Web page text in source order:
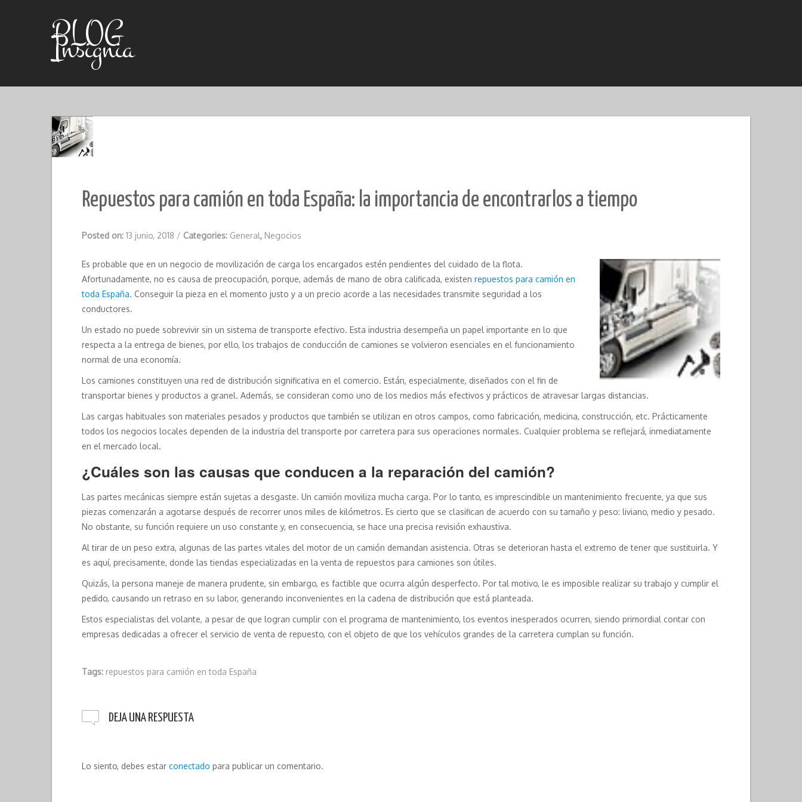
BLOG
Insignia
Repuestos para camión en toda España: la importancia de encontrarlos a tiempo
Posted on: 13 junio, 2018 / Categories: General, Negocios
Es probable que en un negocio de movilización de carga los encargados estén pendientes del cuidado de la flota.
Afortunadamente, no es causa de preocupación, porque, además de mano de obra calificada, existen repuestos para camión en
toda España. Conseguir la pieza en el momento justo y a un precio acorde a las necesidades transmite seguridad a los
conductores.
Un estado no puede sobrevivir sin un sistema de transporte efectivo. Esta industria desempeña un papel importante en lo que
respecta a la entrega de bienes, por ello, los trabajos de conducción de camiones se volvieron esenciales en el funcionamiento
normal de una economía.
Los camiones constituyen una red de distribución significativa en el comercio. Están, especialmente, diseñados con el fin de
transportar bienes y productos a granel. Además, se consideran como uno de los medios más efectivos y prácticos de atravesar largas distancias.
Las cargas habituales son materiales pesados ​​y productos que también se utilizan en otros campos, como fabricación, medicina, construcción, etc. Prácticamente
todos los negocios locales dependen de la industria del transporte por carretera para sus operaciones normales. Cualquier problema se reflejará, inmediatamente
en el mercado local.
¿Cuáles son las causas que conducen a la reparación del camión?
Las partes mecánicas siempre están sujetas a desgaste. Un camión moviliza mucha carga. Por lo tanto, es imprescindible un mantenimiento frecuente, ya que sus
piezas comenzarán a agotarse después de recorrer unos miles de kilómetros. Es cierto que se clasifican de acuerdo con su tamaño y peso: liviano, medio y pesado.
No obstante, su función requiere un uso constante y, en consecuencia, se hace una precisa revisión exhaustiva.
Al tirar de un peso extra, algunas de las partes vitales del motor de un camión demandan asistencia. Otras se deterioran hasta el extremo de tener que sustituirla. Y
es aquí, precisamente, donde las tiendas especializadas en la venta de repuestos para camiones son útiles.
Quizás, la persona maneje de manera prudente, sin embargo, es factible que ocurra algún desperfecto. Por tal motivo, le es imposible realizar su trabajo y cumplir el
pedido, causando un retraso en su labor, generando inconvenientes en la cadena de distribución que está planteada.
Estos especialistas del volante, a pesar de que logran cumplir con el programa de mantenimiento, los eventos inesperados ocurren, siendo primordial contar con
empresas dedicadas a ofrecer el servicio de venta de repuesto, con el objeto de que los vehículos grandes de la carretera cumplan su función.
Tags: repuestos para camión en toda España
DEJA UNA RESPUESTA
Lo siento, debes estar conectado para publicar un comentario.